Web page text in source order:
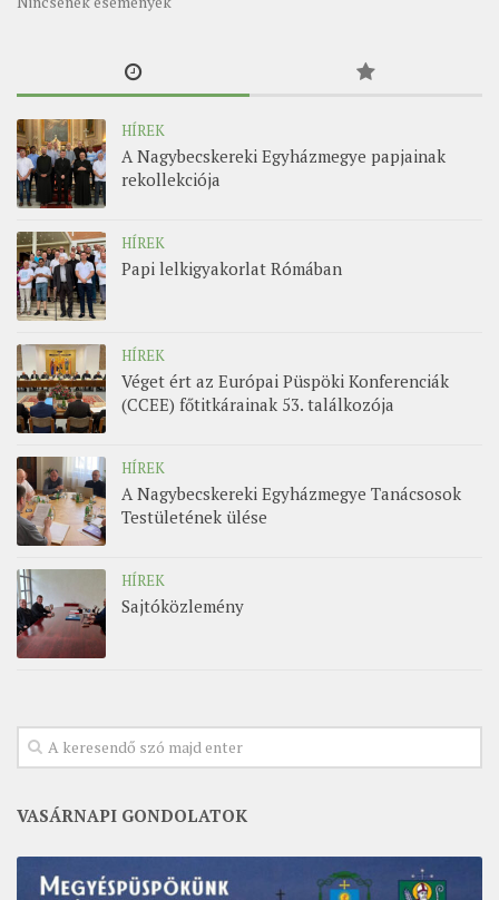
HÍREK
A Nagybecskereki Egyházmegye papjainak
rekollekciója
HÍREK
Papi lelkigyakorlat Rómában
HÍREK
Véget ért az Európai Püspöki Konferenciák
(CCEE) főtitkárainak 53. találkozója
HÍREK
A Nagybecskereki Egyházmegye Tanácsosok
Testületének ülése
HÍREK
Sajtóközlemény
VASÁRNAPI GONDOLATOK